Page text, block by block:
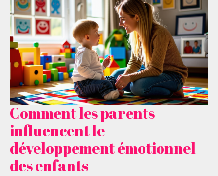
Comment les parents
influencent le
développement émotionnel
des enfants
Comment
les
parents
influencent
le